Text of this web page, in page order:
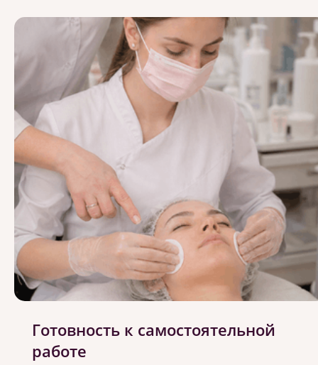
Готовность к самостоятельной
работе